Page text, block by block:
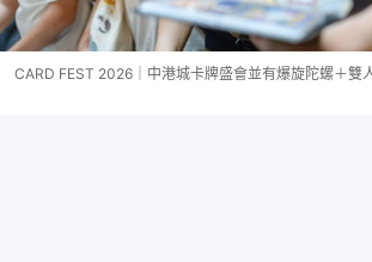
CARD FEST 2026｜中港城卡牌盛會並有爆旋陀螺＋雙